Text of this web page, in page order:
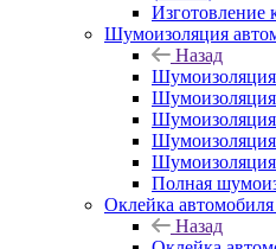
Изготовление
Шумоизоляция
Назад
Шумоизоляция
Шумоизоляция
Полная
Оклейка
Назад